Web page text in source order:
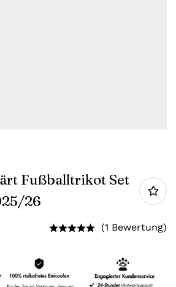
Fußballtrikot Set
26
(1 Bewertung)